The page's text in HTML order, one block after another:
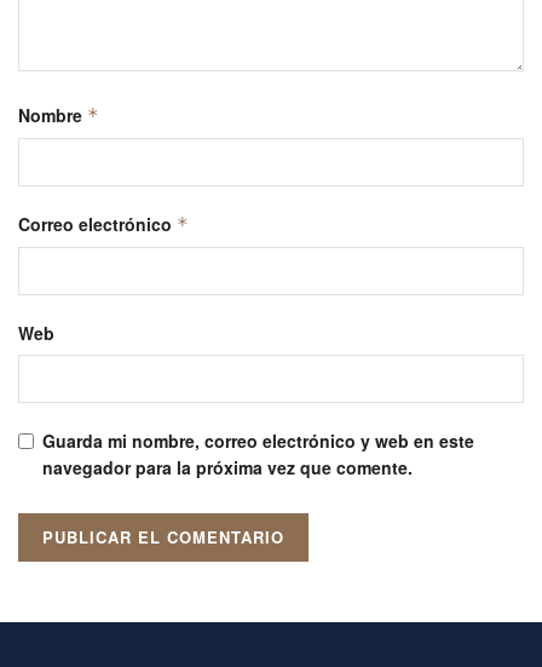
Nombre *
Correo electrónico *
Web
Guarda mi nombre, correo electrónico y web en este
navegador para la próxima vez que comente.